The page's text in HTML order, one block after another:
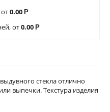
0.00 Р
от0.00 Р
стекла отлично
выпечки. Текстура изделия